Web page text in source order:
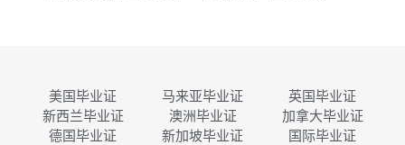
美国毕业证 马来亚毕业证
英国毕业证
新西兰毕业证
澳洲毕业证
加拿大毕业证
德国毕业证
新加坡毕业证
国际毕业证